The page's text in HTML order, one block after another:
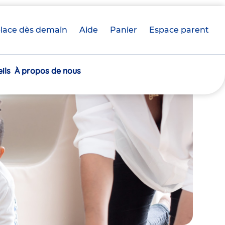
dès demain Aide Panier crèche(s)
Espace parent
À propos de nous